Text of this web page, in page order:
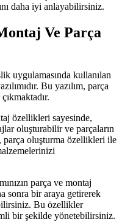
daha iyi anlayabilirsiniz.
Ve Parça
uygulamasında kullanılan
Bu yazılım, parça
özellikleri sayesinde,
oluşturabilir ve parçaların
oluşturma özellikleri ile
parça ve montaj
sonra bir araya getirerek
Bu özellikler
bir şekilde yönetebilirsiniz.